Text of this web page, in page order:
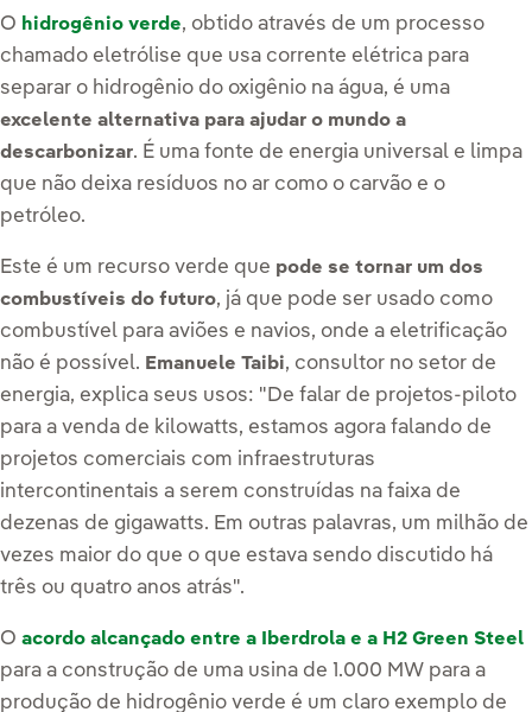
O hidrogênio verde, obtido através de um processo
chamado eletrólise que usa corrente elétrica para
separar o hidrogênio do oxigênio na água, é uma
excelente alternativa para ajudar o mundo a
descarbonizar. É uma fonte de energia universal e limpa
que não deixa resíduos no ar como o carvão e o
petróleo.
Este é um recurso verde que pode se tornar um dos
combustíveis do futuro, já que pode ser usado como
combustível para aviões e navios, onde a eletrificação
não é possível. Emanuele Taibi, consultor no setor de
energia, explica seus usos: "De falar de projetos-piloto
para a venda de kilowatts, estamos agora falando de
projetos comerciais com infraestruturas
intercontinentais a serem construídas na faixa de
dezenas de gigawatts. Em outras palavras, um milhão de
vezes maior do que o que estava sendo discutido há
três ou quatro anos atrás".
O acordo alcançado entre a Iberdrola e a H2 Green Steel
para a construção de uma usina de 1.000 MW para a
produção de hidrogênio verde é um claro exemplo de